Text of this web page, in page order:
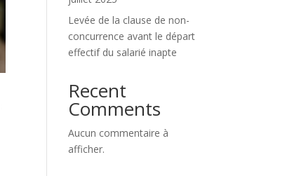
Levée de la clause de non-
concurrence avant le départ
effectif du salarié inapte
Recent
Comments
Aucun commentaire à
afficher.